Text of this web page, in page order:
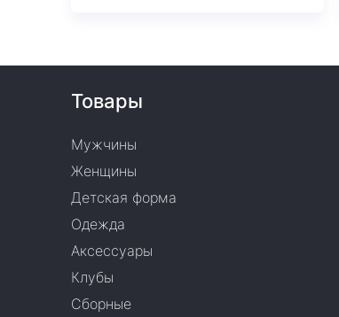
Товары
Мужчины
Женщины
Детская форма
Одежда
Аксессуары
Клубы
Сборные